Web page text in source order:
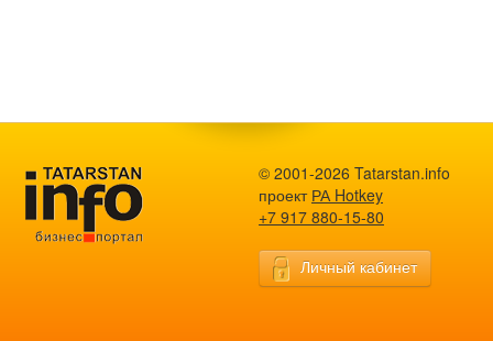
© 2001-2026 Tatarstan.info
проект РА Hotkey
+7 917 880-15-80
Личный кабинет